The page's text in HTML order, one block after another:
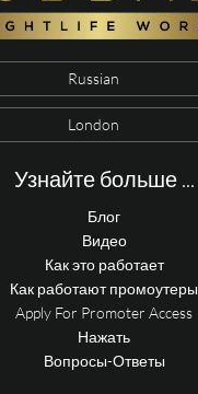
Russian
London
Узнайте больше ...
Блог
Видео
Как это работает
Как работают промоутеры
Apply For Promoter Access
Нажать
Вопросы-Ответы